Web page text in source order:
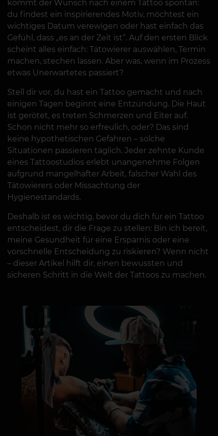
kommt der Wunsch nach einem Tattoo spontan:
du findest ein inspirierendes Motiv, möchtest ein
wichtiges Datum verewigen oder hast einfach das
Gefühl, dass „es an der Zeit ist“. Auf den ersten Blick
scheint alles einfach: Tätowierer auswählen, Termin
machen, stechen lassen. Aber was, wenn im Prozess
etwas Unerwartetes passiert?
Stell dir vor, du hast ein Tattoo gemacht und nach
einigen Tagen beginnt eine Entzündung. Die Haut
ist gerötet, es treten Schmerzen und Eiter auf.
Schon nicht mehr so erfreulich, oder? Das sind
keine hypothetischen Gefahren – solche
Situationen passieren täglich. Jeder zehnte Kunde
eines Tattoostudios erlebt unangenehme Folgen
aufgrund mangelhafter Arbeit, falscher Wahl des
Tätowierers oder Missachtung der
Hygienestandards.
Deshalb ist es wichtig, bevor du dich für ein Tattoo
entscheidest, dir die Frage zu stellen: Bin ich bereit,
meine Gesundheit für eine Ersparnis oder eine
vorschnelle Entscheidung zu riskieren? Wenn nicht
– dieser Artikel hilft dir, einen bewussten und
sicheren Schritt in die Welt der Tattoos zu machen.